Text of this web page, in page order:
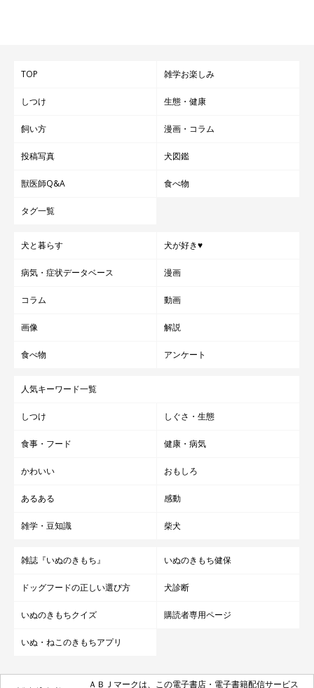
TOP 雑学お楽しみ
しつけ 生態・健康
飼い方 漫画・コラム
投稿写真 犬図鑑
獣医師Q&A 食べ物
タグ一覧
犬と暮らす 犬が好き♥
病気・症状データベース 漫画
コラム 動画
画像 解説
食べ物 アンケート
人気キーワード一覧
しつけ しぐさ・生態
食事・フード 健康・病気
かわいい おもしろ
あるある 感動
雑学・豆知識 柴犬
雑誌『いぬのきもち』 いぬのきもち健保
ドッグフードの正しい選び方 犬診断
いぬのきもちクイズ 購読者専用ページ
いぬ・ねこのきもちアプリ
ＡＢＪマークは、この電子書店・電子書籍配信サービス